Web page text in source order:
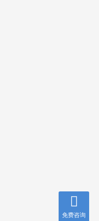
免费咨询